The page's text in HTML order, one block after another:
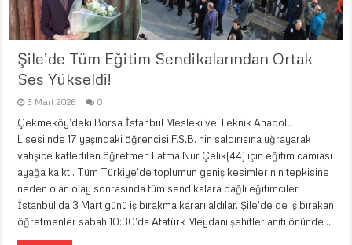
Şile’de Tüm Eğitim Sendikalarından Ortak
Ses Yükseldi!
3 Mart 2026 0
Çekmeköy’deki Borsa İstanbul Mesleki ve Teknik Anadolu
Lisesi’nde 17 yaşındaki öğrencisi F.S.B. nin saldırısına uğrayarak
vahşice katledilen öğretmen Fatma Nur Çelik(44) için eğitim camiası
ayağa kalktı. Tüm Türkiye’de toplumun geniş kesimlerinin tepkisine
neden olan olay sonrasında tüm sendikalara bağlı eğitimciler
İstanbul’da 3 Mart günü iş bırakma kararı aldılar. Şile’de de iş bırakan
öğretmenler sabah 10:30’da Atatürk Meydanı şehitler anıtı önünde …